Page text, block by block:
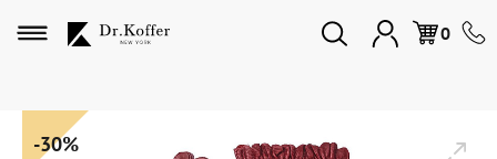
0
Избранное
Дорожная коллекция
-30%